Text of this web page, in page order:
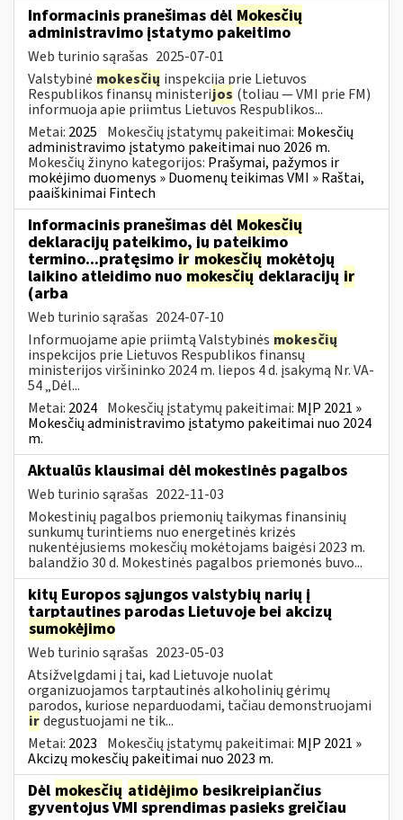
Informacinis pranešimas dėl Mokesčių
administravimo įstatymo pakeitimo
Web turinio sąrašas 2025-07-01
Valstybinė mokesčių inspekcija prie Lietuvos
Respublikos finansų ministerijos (toliau — VMI prie FM)
informuoja apie priimtus Lietuvos Respublikos...
Metai: 2025 Mokesčių įstatymų pakeitimai: Mokesčių
administravimo įstatymo pakeitimai nuo 2026 m.
Mokesčių žinyno kategorijos: Prašymai, pažymos ir
mokėjimo duomenys » Duomenų teikimas VMI » Raštai,
paaiškinimai Fintech
Informacinis pranešimas dėl Mokesčių
deklaracijų pateikimo, jų pateikimo
termino...pratęsimo ir mokesčių mokėtojų
laikino atleidimo nuomokesčiųdeklaracijų ir
(arba
Web turinio sąrašas 2024-07-10
Informuojame apie priimtą Valstybinės mokesčių
inspekcijos prie Lietuvos Respublikos finansų
ministerijos viršininko 2024 m. liepos 4 d. įsakymą Nr. VA-
54 „Dėl...
Metai: 2024 Mokesčių įstatymų pakeitimai: MĮP 2021 »
Mokesčių administravimo įstatymo pakeitimai nuo 2024
m.
Aktualūs klausimai dėl mokestinės pagalbos
Web turinio sąrašas 2022-11-03
Mokestinių pagalbos priemonių taikymas finansinių
sunkumų turintiems nuo energetinės krizės
nukentėjusiems mokesčių mokėtojams baigėsi 2023 m.
balandžio 30 d. Mokestinės pagalbos priemonės buvo...
kitų Europos sąjungos valstybių narių į
tarptautines parodas Lietuvoje bei akcizų
sumokėjimo
Web turinio sąrašas 2023-05-03
Atsižvelgdami į tai, kad Lietuvoje nuolat
organizuojamos tarptautinės alkoholinių gėrimų
parodos, kuriose neparduodami, tačiau demonstruojami
irdegustuojami ne tik...
Metai: 2023 Mokesčių įstatymų pakeitimai: MĮP 2021 »
Akcizų mokesčių pakeitimai nuo 2023 m.
Dėl mokesčių atidėjimo besikreipiančius
gyventojus VMI sprendimas pasieks greičiau